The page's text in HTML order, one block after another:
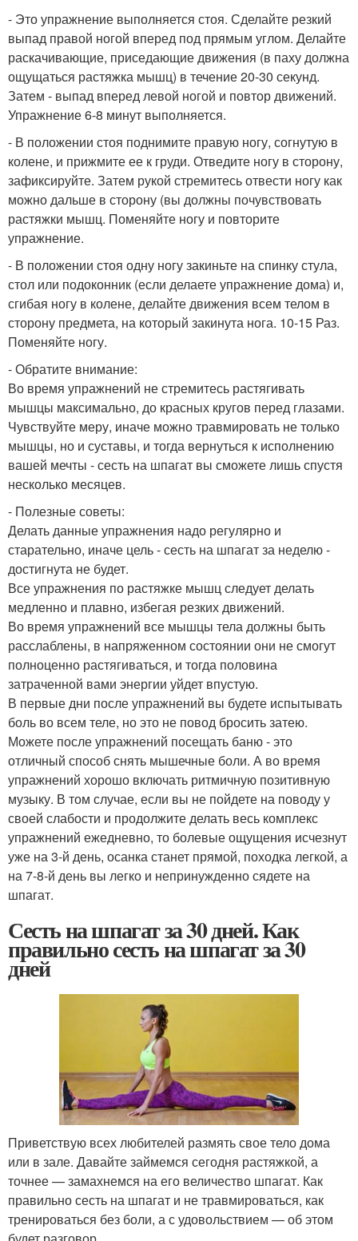
- Это упражнение выполняется стоя. Сделайте резкий
выпад правой ногой вперед под прямым углом. Делайте
раскачивающие, приседающие движения (в паху должна
ощущаться растяжка мышц) в течение 20-30 секунд.
Затем - выпад вперед левой ногой и повтор движений.
Упражнение 6-8 минут выполняется.
- В положении стоя поднимите правую ногу, согнутую в
колене, и прижмите ее к груди. Отведите ногу в сторону,
зафиксируйте. Затем рукой стремитесь отвести ногу как
можно дальше в сторону (вы должны почувствовать
растяжки мышц. Поменяйте ногу и повторите
упражнение.
- В положении стоя одну ногу закиньте на спинку стула,
стол или подоконник (если делаете упражнение дома) и,
сгибая ногу в колене, делайте движения всем телом в
сторону предмета, на который закинута нога. 10-15 Раз.
Поменяйте ногу.
- Обратите внимание:
Во время упражнений не стремитесь растягивать
мышцы максимально, до красных кругов перед глазами.
Чувствуйте меру, иначе можно травмировать не только
мышцы, но и суставы, и тогда вернуться к исполнению
вашей мечты - сесть на шпагат вы сможете лишь спустя
несколько месяцев.
- Полезные советы:
Делать данные упражнения надо регулярно и
старательно, иначе цель - сесть на шпагат за неделю -
достигнута не будет.
Все упражнения по растяжке мышц следует делать
медленно и плавно, избегая резких движений.
Во время упражнений все мышцы тела должны быть
расслаблены, в напряженном состоянии они не смогут
полноценно растягиваться, и тогда половина
затраченной вами энергии уйдет впустую.
В первые дни после упражнений вы будете испытывать
боль во всем теле, но это не повод бросить затею.
Можете после упражнений посещать баню - это
отличный способ снять мышечные боли. А во время
упражнений хорошо включать ритмичную позитивную
музыку. В том случае, если вы не пойдете на поводу у
своей слабости и продолжите делать весь комплекс
упражнений ежедневно, то болевые ощущения исчезнут
уже на 3-й день, осанка станет прямой, походка легкой, а
на 7-8-й день вы легко и непринужденно сядете на
шпагат.
Сесть на шпагат за 30 дней. Как
правильно сесть на шпагат за 30
дней
Приветствую всех любителей размять свое тело дома
или в зале. Давайте займемся сегодня растяжкой, а
точнее — замахнемся на его величество шпагат. Как
правильно сесть на шпагат и не травмироваться, как
тренироваться без боли, а с удовольствием — об этом